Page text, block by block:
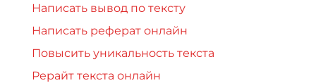
Написать вывод по тексту
Написать реферат онлайн
Повысить уникальность текста
Рерайт текста онлайн